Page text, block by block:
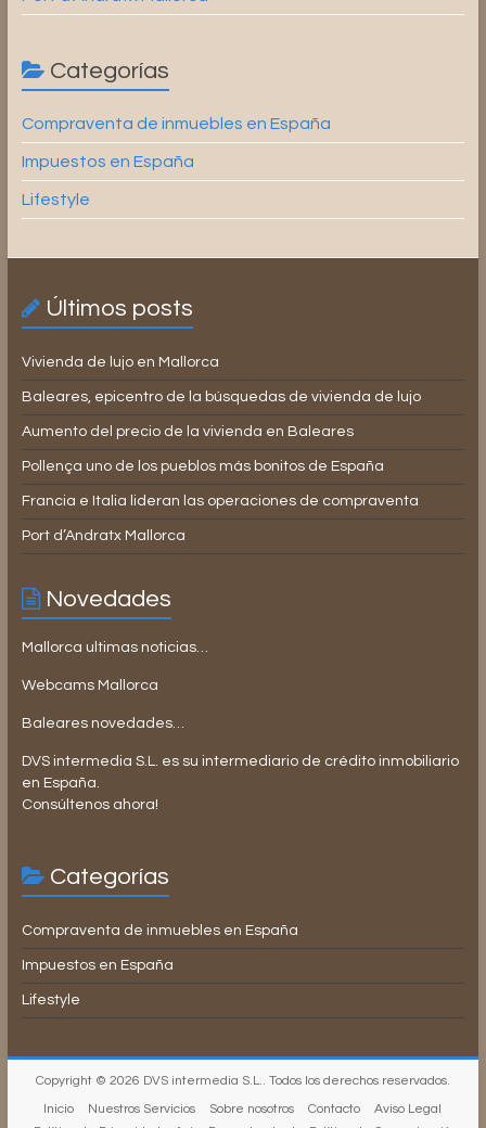
Categorías
Compraventa de inmuebles en España
Impuestos en España
Lifestyle
Últimos posts
Vivienda de lujo en Mallorca
Baleares, epicentro de la búsquedas de vivienda de lujo
Aumento del precio de la vivienda en Baleares
Pollença uno de los pueblos más bonitos de España
Francia e Italia lideran las operaciones de compraventa
Port d’Andratx Mallorca
Novedades
Mallorca ultimas noticias…
Webcams Mallorca
Baleares novedades…
DVS intermedia S.L. es su intermediario de crédito inmobiliario
en España.
Consúltenos ahora!
Categorías
Compraventa de inmuebles en España
Impuestos en España
Lifestyle
Copyright © 2026 DVS intermedia S.L.. Todos los derechos reservados.
Inicio
Nuestros Servicios Sobre nosotros Contacto
Aviso Legal